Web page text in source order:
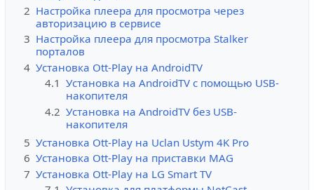
2 Настройка плеера для просмотра через
авторизацию в сервисе
3 Настройка плеера для просмотра Stalker
порталов
4 Установка Ott-Play на AndroidTV
4.1 Установка на AndroidTV с помощью USB-
накопителя
4.2 Установка на AndroidTV без USB-
накопителя
5 Установка Ott-Play на Uclan Ustym 4K Pro
6 Установка Ott-Play на приставки MAG
7 Установка Ott-Play на LG Smart TV